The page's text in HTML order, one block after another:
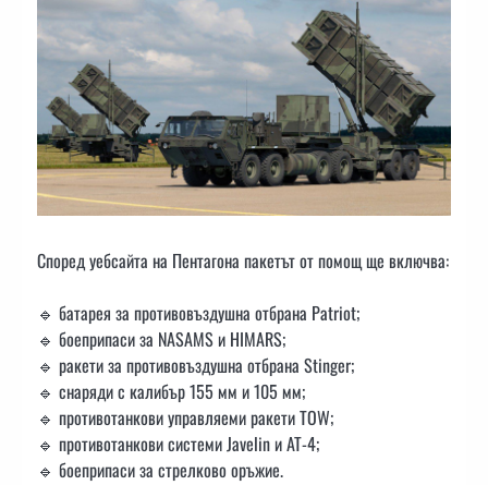
Според уебсайта на Пентагона пакетът от помощ ще включва:
🔹 батарея за противовъздушна отбрана Patriot;
🔹 боеприпаси за NASAMS и HIMARS;
🔹 ракети за противовъздушна отбрана Stinger;
🔹 снаряди с калибър 155 мм и 105 мм;
🔹 противотанкови управляеми ракети TOW;
🔹 противотанкови системи Javelin и AT-4;
🔹 боеприпаси за стрелково оръжие.